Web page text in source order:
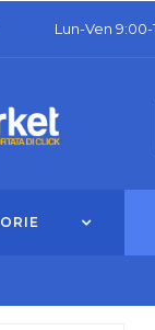
Lun-Ven 9:00-